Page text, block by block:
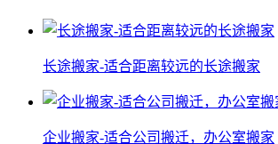
长途搬家-适合距离较远的长途搬家
企业搬家-适合公司搬迁，办公室搬家